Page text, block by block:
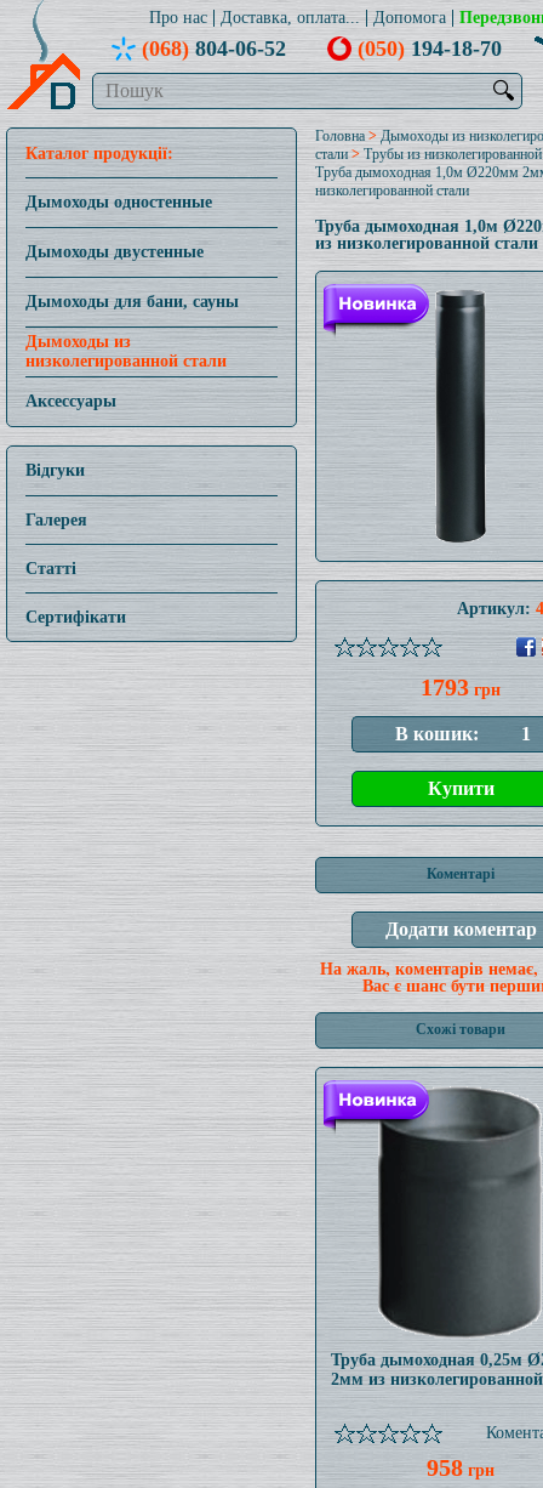
Про нас Доставка, оплата... Допомога
(068)804-06-52 (050)194-18-70
🔍
Каталог продукції:
Дымоходы одностенные
Дымоходы двустенные
Дымоходы для бани, сауны
Дымоходы из
низколегированной стали
Аксессуары
Відгуки
Галерея
Статті
Сертифікати
Головна > Дымоходы из
стали>Трубы из низколегированной
Труба дымоходная 1,0м Ø220мм
низколегированной стали
Труба дымоходная 1,0м
из низколегированной стали
Артикул:
1793 грн
Коментарі
На жаль, коментарів немає,
Вас є шанс бути
Схожі товари
Труба дымоходная 0,25м
2мм из
958 грн